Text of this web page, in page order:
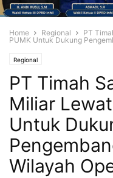
Home Regional
PT
PUMK Untuk Dukung
Regional
PT Timah
Miliar
Untuk
Wilayah